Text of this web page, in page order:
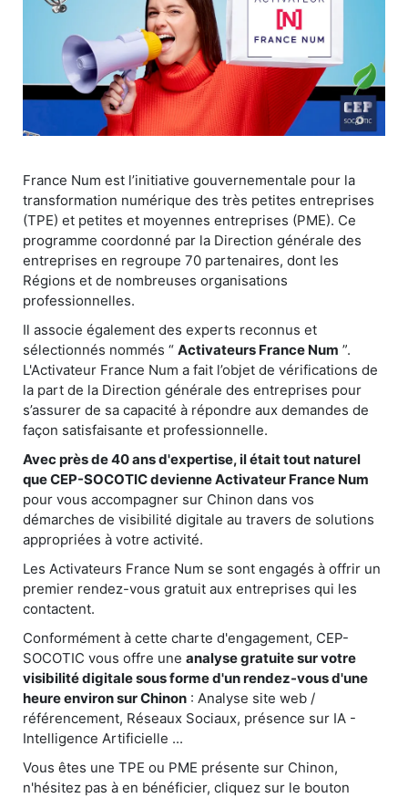
France Num est l’initiative gouvernementale pour la
transformation numérique des très petites entreprises
(TPE) et petites et moyennes entreprises (PME). Ce
programme coordonné par la Direction générale des
entreprises en regroupe 70 partenaires, dont les
Régions et de nombreuses organisations
professionnelles.
Il associe également des experts reconnus et
sélectionnés nommés “ Activateurs France Num ”.
L'Activateur France Num a fait l’objet de vérifications de
la part de la Direction générale des entreprises pour
s’assurer de sa capacité à répondre aux demandes de
façon satisfaisante et professionnelle.
Avec près de 40 ans d'expertise, il était tout naturel
que CEP-SOCOTIC devienne Activateur France Num
pour vous accompagner sur Chinon dans vos
démarches de visibilité digitale au travers de solutions
appropriées à votre activité.
Les Activateurs France Num se sont engagés à offrir un
premier rendez-vous gratuit aux entreprises qui les
contactent.
Conformément à cette charte d'engagement, CEP-
SOCOTIC vous offre une analyse gratuite sur votre
visibilité digitale sous forme d'un rendez-vous d'une
heure environ sur Chinon : Analyse site web /
référencement, Réseaux Sociaux, présence sur IA -
Intelligence Artificielle ...
Vous êtes une TPE ou PME présente sur Chinon,
n'hésitez pas à en bénéficier, cliquez sur le bouton